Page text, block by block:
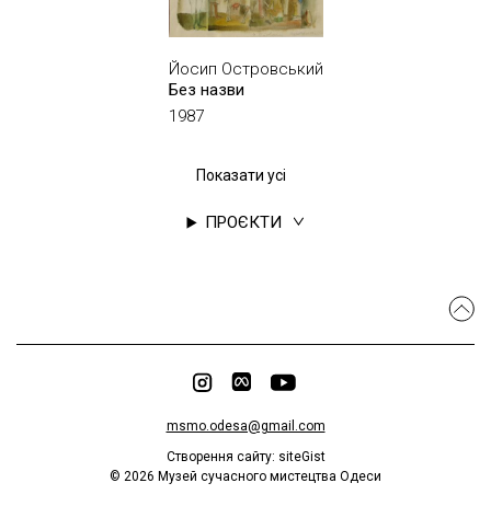
Йосип Островський
Без назви
1987
Показати усі
ПРОЄКТИ
msmo.odesa@gmail.com
Створення сайту: siteGist
© 2026 Музей сучасного мистецтва Одеси